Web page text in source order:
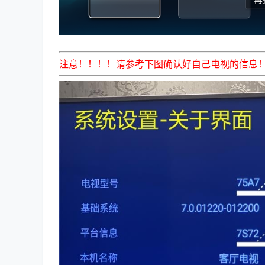
注意！！！！请参考下图确认好自己电视的信息